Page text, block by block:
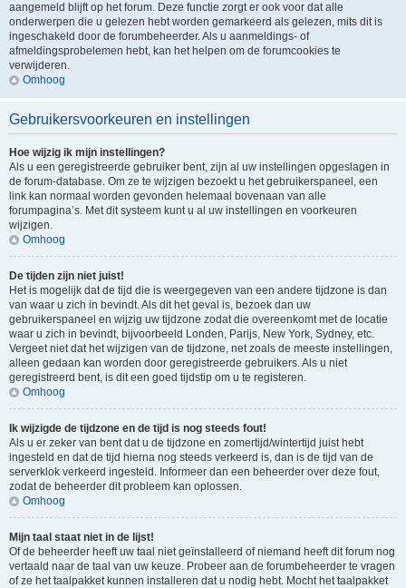
aangemeld blijft op het forum. Deze functie zorgt er ook voor dat alle
onderwerpen die u gelezen hebt worden gemarkeerd als gelezen, mits dit is
ingeschakeld door de forumbeheerder. Als u aanmeldings- of
afmeldingsprobelemen hebt, kan het helpen om de forumcookies te
verwijderen.
Omhoog
Gebruikersvoorkeuren en instellingen
Hoe wijzig ik mijn instellingen?
Als u een geregistreerde gebruiker bent, zijn al uw instellingen opgeslagen in
de forum-database. Om ze te wijzigen bezoekt u het gebruikerspaneel, een
link kan normaal worden gevonden helemaal bovenaan van alle
forumpagina’s. Met dit systeem kunt u al uw instellingen en voorkeuren
wijzigen.
Omhoog
De tijden zijn niet juist!
Het is mogelijk dat de tijd die is weergegeven van een andere tijdzone is dan
van waar u zich in bevindt. Als dit het geval is, bezoek dan uw
gebruikerspaneel en wijzig uw tijdzone zodat die overeenkomt met de locatie
waar u zich in bevindt, bijvoorbeeld Londen, Parijs, New York, Sydney, etc.
Vergeet niet dat het wijzigen van de tijdzone, net zoals de meeste instellingen,
alleen gedaan kan worden door geregistreerde gebruikers. Als u niet
geregistreerd bent, is dit een goed tijdstip om u te registeren.
Omhoog
Ik wijzigde de tijdzone en de tijd is nog steeds fout!
Als u er zeker van bent dat u de tijdzone en zomertijd/wintertijd juist hebt
ingesteld en dat de tijd hierna nog steeds verkeerd is, dan is de tijd van de
serverklok verkeerd ingesteld. Informeer dan een beheerder over deze fout,
zodat de beheerder dit probleem kan oplossen.
Omhoog
Mijn taal staat niet in de lijst!
Of de beheerder heeft uw taal niet geïnstalleerd of niemand heeft dit forum nog
vertaald naar de taal van uw keuze. Probeer aan de forumbeheerder te vragen
of ze het taalpakket kunnen installeren dat u nodig hebt. Mocht het taalpakket